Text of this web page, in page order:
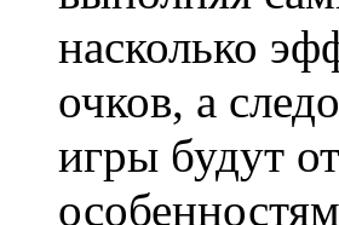
насколько
очков, а
игры будут